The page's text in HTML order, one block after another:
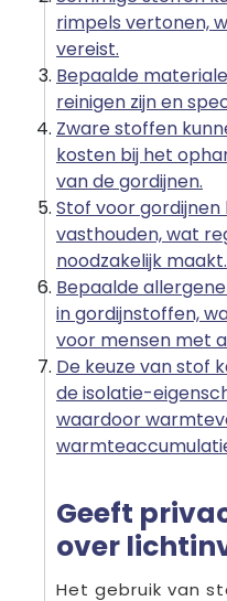
rimpels vertonen,
vereist.
Bepaalde
reinigen zijn en
Zware stoffen
kosten bij het
van de gordijnen.
Stof voor
vasthouden, wat
noodzakelijk maakt.
Bepaalde
in gordijnstoffen,
voor mensen met
De keuze van stof
de isolatie-
waardoor
Geeft
over
Het gebruik van